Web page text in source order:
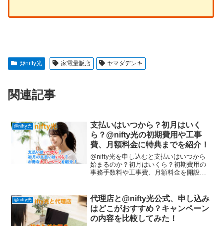
@nifty光 家電量販店 ヤマダデンキ
関連記事
@nifty光
支払いはいつから？初月はいく
ら？@nifty光の初期費用や工事
費、月額料金に特典までを紹介！
@nifty光を申し込むと支払いはいつから
始まるのか？初月はいくら？初期費用の
事務手数料や工事費、月額料金を開設。
@nifty光
代理店と@nifty光公式、申し込み
はどこがおすすめ？キャンペーン
の内容を比較してみた！